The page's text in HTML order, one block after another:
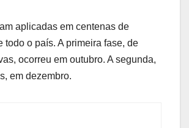
aplicadas em centenas de
todo o país. A primeira fase, de
ocorreu em outubro. A segunda,
em dezembro.